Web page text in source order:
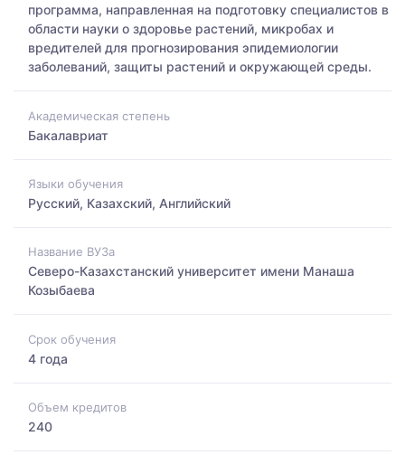
программа, направленная на подготовку специалистов в
области науки о здоровье растений, микробах и
вредителей для прогнозирования эпидемиологии
заболеваний, защиты растений и окружающей среды.
Академическая степень
Бакалавриат
Языки обучения
Русский, Казахский, Английский
Название ВУЗа
Северо-Казахстанский университет имени Манаша
Козыбаева
Срок обучения
4 года
Объем кредитов
240